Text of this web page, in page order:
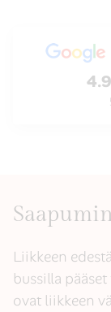
4.9
Liikkeen
bussilla
ovat liikkeen